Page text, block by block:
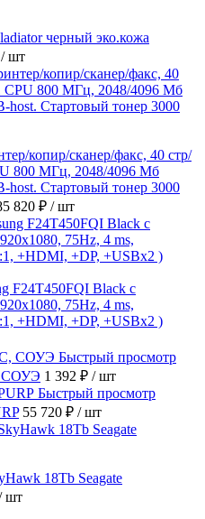
черный эко.кожа
/ шт
копир/сканер/факс, 40 стр/
800 МГц, 2048/4096 Мб
host. Стартовый тонер 3000
820 ₽ / шт
Black с
75Hz, 4 ms,
+HDMI, +DP, +USBx2 )
Быстрый просмотр
СОУЭ 1 392 ₽ / шт
Быстрый просмотр
55 720 ₽ / шт
18Tb Seagate
шт